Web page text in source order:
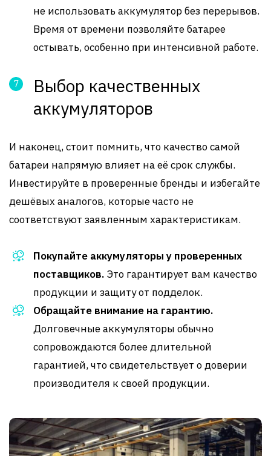
не использовать аккумулятор без перерывов.
Время от времени позволяйте батарее
остывать, особенно при интенсивной работе.
Выбор качественных
аккумуляторов
И наконец, стоит помнить, что качество самой
батареи напрямую влияет на её срок службы.
Инвестируйте в проверенные бренды и избегайте
дешёвых аналогов, которые часто не
соответствуют заявленным характеристикам.
Покупайте аккумуляторы у проверенных
поставщиков. Это гарантирует вам качество
продукции и защиту от подделок.
Обращайте внимание на гарантию.
Долговечные аккумуляторы обычно
сопровождаются более длительной
гарантией, что свидетельствует о доверии
производителя к своей продукции.